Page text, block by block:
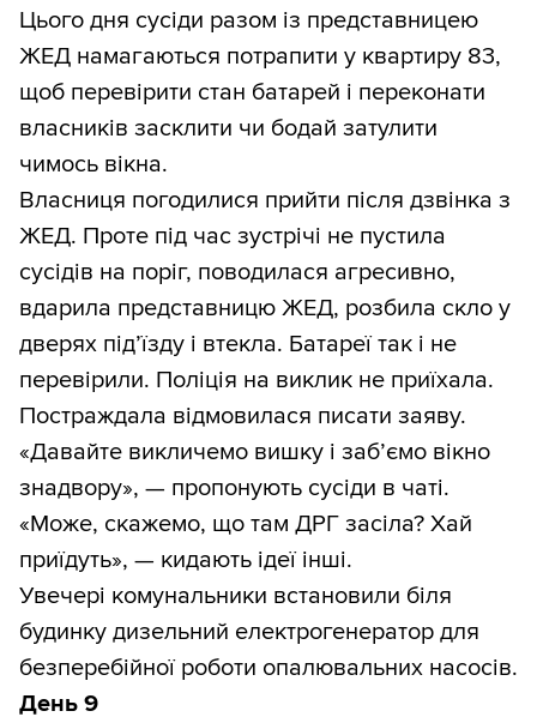
Цього дня сусіди разом із представницею
ЖЕД намагаються потрапити у квартиру 83,
щоб перевірити стан батарей і переконати
власників засклити чи бодай затулити
чимось вікна.
Власниця погодилися прийти після дзвінка з
ЖЕД. Проте під час зустрічі не пустила
сусідів на поріг, поводилася агресивно,
вдарила представницю ЖЕД, розбила скло у
дверях під’їзду і втекла. Батареї так і не
перевірили. Поліція на виклик не приїхала.
Постраждала відмовилася писати заяву.
«Давайте викличемо вишку і заб’ємо вікно
знадвору», — пропонують сусіди в чаті.
«Може, скажемо, що там ДРГ засіла? Хай
приїдуть», — кидають ідеї інші.
Увечері комунальники встановили біля
будинку дизельний електрогенератор для
безперебійної роботи опалювальних насосів.
День 9